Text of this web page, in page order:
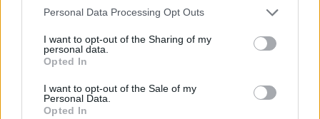
Please note that this website/app uses one or more Google
not limited to your visit or usage behaviour. You may click to
grant or deny consent to Google and its third-party tags to
use your data for below specified purposes in below Google
consent section.
Personal Data Processing Opt Outs
I want to opt-out of the Sharing of my
personal data.
Opted In
I want to opt-out of the Sale of my
Personal Data.
Opted In